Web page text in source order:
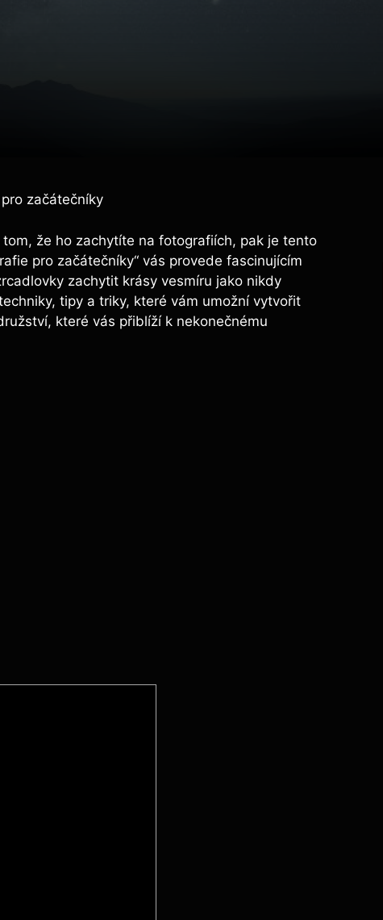
začátečníky
že ho zachytíte na fotografiích, pak je tento
pro začátečníky“ vás provede fascinujícím
zachytit krásy vesmíru jako nikdy
tipy a triky, které vám umožní vytvořit
které vás přiblíží k nekonečnému